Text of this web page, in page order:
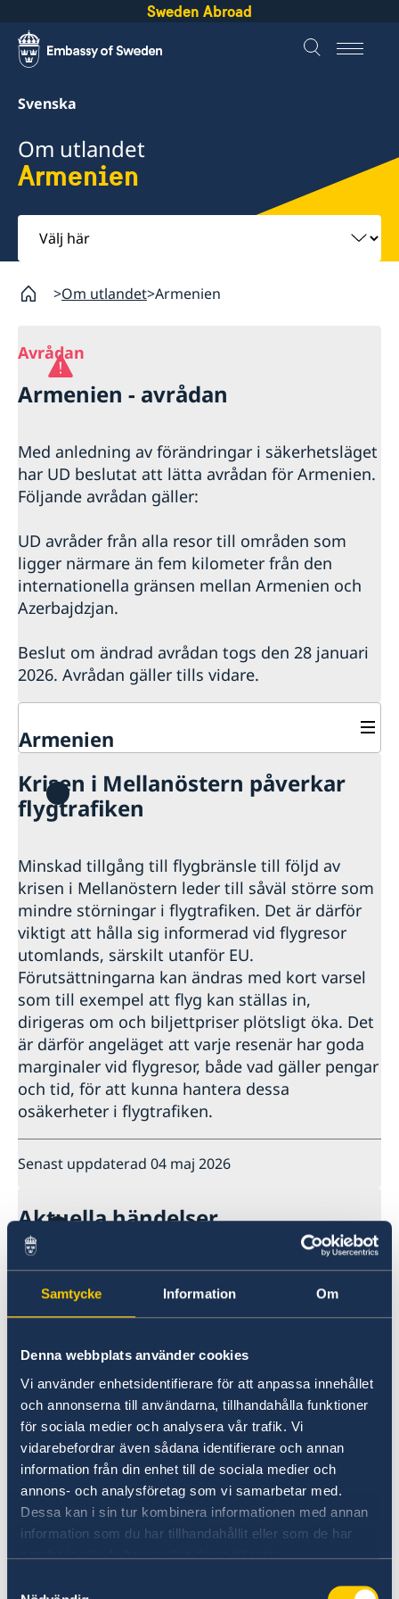
Samtycke Information Om
Denna webbplats använder cookies
Vi använder enhetsidentifierare för att anpassa innehållet
och annonserna till användarna, tillhandahålla funktioner
för sociala medier och analysera vår trafik. Vi
vidarebefordrar även sådana identifierare och annan
information från din enhet till de sociala medier och
annons- och analysföretag som vi samarbetar med.
Dessa kan i sin tur kombinera informationen med annan
information som du har tillhandahållit eller som de har
samlat in när du har använt deras tjänster.
Sweden Abroad
Svenska
Om utlandet
Armenien
Välj
här
Om utlandet Armenien
Avrådan
Armenien - avrådan
Med anledning av förändringar i säkerhetsläget
har UD beslutat att lätta avrådan för Armenien.
Följande avrådan gäller:
UD avråder från alla resor till områden som
ligger närmare än fem kilometer från den
internationella gränsen mellan Armenien och
Azerbajdzjan.
Beslut om ändrad avrådan togs den 28 januari
2026. Avrådan gäller tills vidare.
Armenien
Hjälp till svenskar i Armenien
Rösta i Armenien
Registrera nyfödd utomlands - Samordningsnummer
Provisoriskt pass i Armenien
Legaliseringar
Avgifter
Gifta sig utomlands
Hjälp kring medborgarskap
Dubbelt medborgarskap
Behöver jag visum för att resa in i Armenien?
Akut hjälp
Frihetberövade/bistånd i brottsmål
Dödsfall
Larmcentraler
Juridisk hjälp i utlandet
Ekonomiskt nödställd
Reseinformation Armenien
Aktuella händelser
Allmänna säkerhetsläget
Trafiksäkerhet
Naturförhållanden och katastrofer
Terrorism
Kriminalitet och personlig säkerhet
Hälso- och sjukvård
In- och utresebestämmelser
Krisen i Mellanöstern påverkar
flygtrafiken
Minskad tillgång till flygbränsle till följd av
krisen i Mellanöstern leder till såväl större som
mindre störningar i flygtrafiken. Det är därför
viktigt att hålla sig informerad vid flygresor
utomlands, särskilt utanför EU.
Förutsättningarna kan ändras med kort varsel
som till exempel att flyg kan ställas in,
dirigeras om och biljettpriser plötsligt öka. Det
är därför angeläget att varje resenär har goda
marginaler vid flygresor, både vad gäller pengar
och tid, för att kunna hantera dessa
osäkerheter i flygtrafiken.
Senast uppdaterad 04 maj 2026
Aktuella händelser
Med anledning av det svårbedömda regionala
säkerhetsläget påminns svenskar i Armenien
och på väg hit attregistrera sig på svensklistan
aktivera pushnotiser för Armenien.
Följ lokal och internationell nyhetsrapportering
och lokala myndigheters rekommendationer.
Vi påminner om UD:s avrådan från alla resor till
områden som ligger närmare än fem kilometer
från den internationella gränsen mellan
Armenien och Azerbajdzjan.